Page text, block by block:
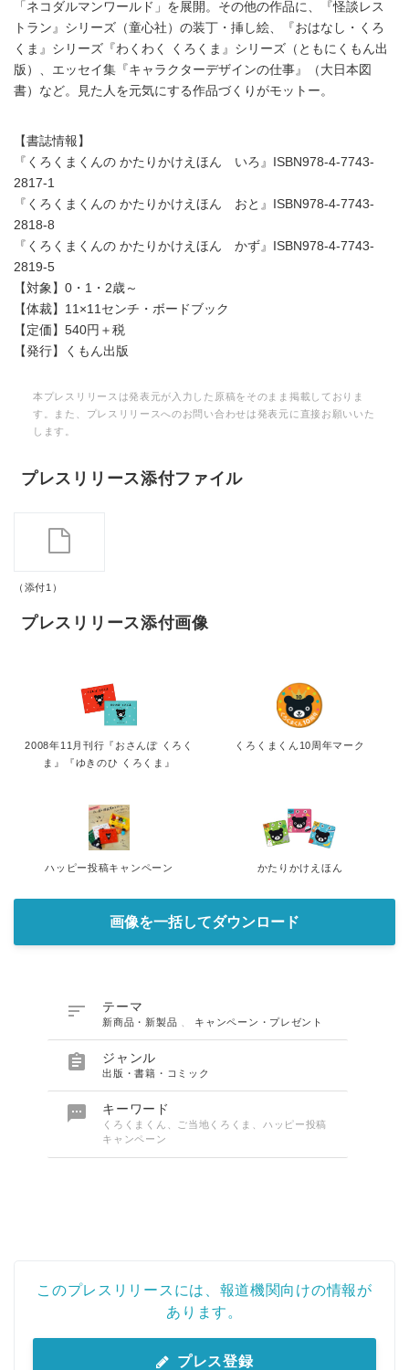
「ネコダルマンワールド」を展開。その他の作品に、『怪談レス
トラン』シリーズ（童心社）の装丁・挿し絵、『おはなし・くろ
くま』シリーズ『わくわく くろくま』シリーズ（ともにくもん出
版）、エッセイ集『キャラクターデザインの仕事』（大日本図
書）など。見た人を元気にする作品づくりがモットー。
【書誌情報】
『くろくまくんの かたりかけえほん いろ』ISBN978-4-7743-
2817-1
『くろくまくんの かたりかけえほん おと』ISBN978-4-7743-
2818-8
『くろくまくんの かたりかけえほん かず』ISBN978-4-7743-
2819-5
【対象】0・1・2歳～
【体裁】11×11センチ・ボードブック
【定価】540円＋税
【発行】くもん出版
本プレスリリースは発表元が入力した原稿をそのまま掲載しておりま
す。また、プレスリリースへのお問い合わせは発表元に直接お願いいた
します。
プレスリリース添付ファイル
（添付1）
プレスリリース添付画像
2008年11月刊行『おさんぽ くろく
ま』『ゆきのひ くろくま』
くろくまくん10周年マーク
ハッピー投稿キャンペーン かたりかけえほん
画像を一括してダウンロード
 テーマ
新商品・新製品 キャンペーン・プレゼント
 ジャンル
出版・書籍・コミック
 キーワード
くろくまくん、ご当地くろくま、ハッピー投稿
キャンペーン
このプレスリリースには、報道機関向けの情報が
あります。
プレス登録